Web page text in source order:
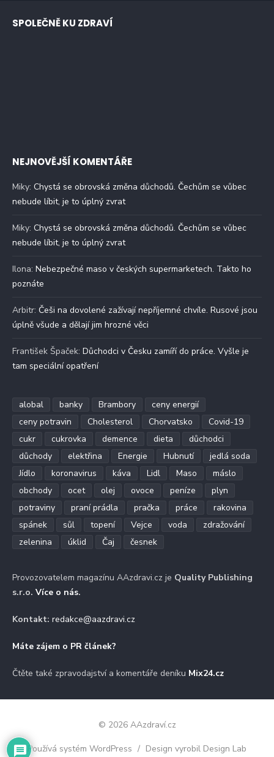
SPOLEČNĚ KU ZDRAVÍ
NEJNOVĚJŠÍ KOMENTÁŘE
Miky: Chystá se obrovská změna důchodů. Čechům se vůbec
nebude líbit, je to úplný zvrat
Miky: Chystá se obrovská změna důchodů. Čechům se vůbec
nebude líbit, je to úplný zvrat
Ilona: Nebezpečné maso v českých supermarketech. Takto ho
poznáte
Arbitr: Češi na dovolené zažívají nepříjemné chvíle. Rusové jsou
úplně všude a dělají jim hrozné věci
František Špaček: Důchodci v Česku zamíří do práce. Vyšle je
tam speciální opatření
alobal banky Brambory
ceny energií
ceny potravin
Cholesterol Chorvatsko
Covid-19
cukr
cukrovka demence dieta
důchodci
důchody
elektřina Energie Hubnutí
jedlá soda
Jídlo
koronavirus káva Lidl Maso
máslo
obchody
ocet olej ovoce peníze
plyn
potraviny
praní prádla pračka práce
rakovina
spánek
sůl topení Vejce voda
zdražování
zelenina
úklid Čaj česnek
Provozovatelem magazínu AAzdravi.cz je Quality Publishing
s.r.o. Více o nás.
Kontakt: redakce@aazdravi.cz
Máte zájem o PR článek?
Čtěte také zpravodajství a komentáře deníku Mix24.cz
© 2026 AAzdraví.cz
Používá systém WordPress / Design vyrobil Design Lab